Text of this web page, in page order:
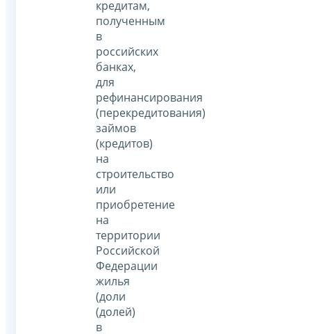
кредитам,
полученным
в
российских
банках,
для
рефинансирования
(перекредитования)
займов
(кредитов)
на
строительство
или
приобретение
на
территории
Российской
Федерации
жилья
(доли
(долей)
в